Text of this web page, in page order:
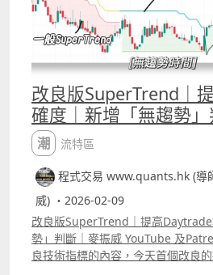
改良版SuperTrend｜
確度｜新增「無趨勢
潮流特區
程式交易 www.quants.hk (導
威) ・2026-02-09
改良版SuperTrend｜提高
勢」判斷｜麥振威 YouTube 及
良技術指標的內容，今天首個改良